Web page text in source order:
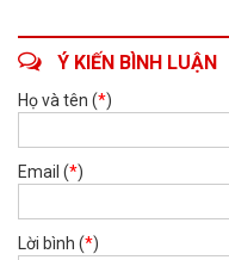
Ý KIẾN BÌNH LUẬN
Họ và tên (*)
Email (*)
Lời bình (*)